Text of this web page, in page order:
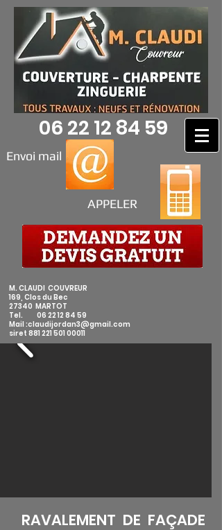
06 22 12 84 59
Envoi mail
APPELER
M. CLAUDI COUVREUR
169, Clos du Bec
27340 MARTOT
Tel. 06 22 12 84 59
Mail :claudijordan3@gmail.com
siret 881 221 501 00011
RAVALEMENT DE FAÇADE